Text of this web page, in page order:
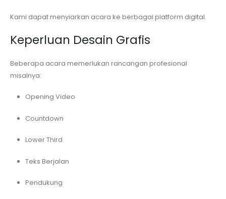
Kami dapat menyiarkan acara ke berbagai platform digital.
Keperluan Desain Grafis
Beberapa acara memerlukan rancangan profesional
misalnya:
Opening Video
Countdown
Lower Third
Teks Berjalan
Pendukung